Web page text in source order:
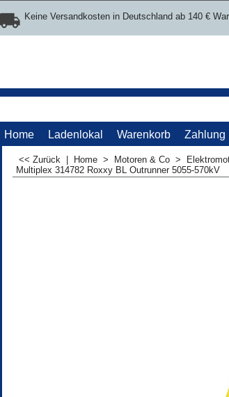
Keine Versandkosten in Deutschland ab 140 €
Home Ladenlokal Warenkorb Zahlung
<< Zurück Home > Motoren & Co >
Multiplex 314782 Roxxy BL Outrunner 5055-570kV